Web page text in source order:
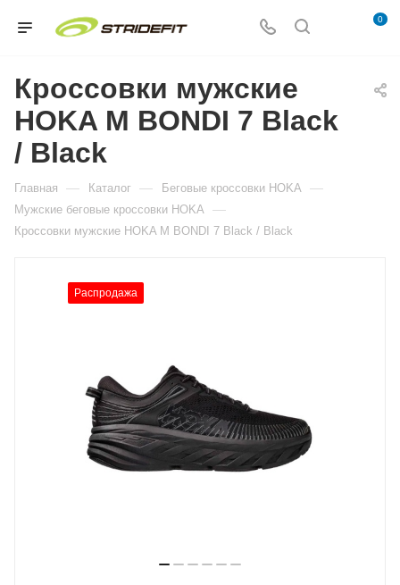
0
Кроссовки мужские
HOKA M BONDI 7 Black
/ Black
Главная — Каталог — Беговые кроссовки HOKA —
Мужские беговые кроссовки HOKA —
Кроссовки мужские HOKA M BONDI 7 Black / Black
Распродажа